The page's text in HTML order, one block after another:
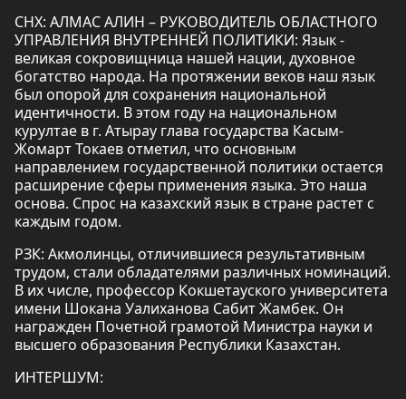
СНХ: АЛМАС АЛИН – РУКОВОДИТЕЛЬ ОБЛАСТНОГО
УПРАВЛЕНИЯ ВНУТРЕННЕЙ ПОЛИТИКИ: Язык -
великая сокровищница нашей нации, духовное
богатство народа. На протяжении веков наш язык
был опорой для сохранения национальной
идентичности. В этом году на национальном
курултае в г. Атырау глава государства Касым-
Жомарт Токаев отметил, что основным
направлением государственной политики остается
расширение сферы применения языка. Это наша
основа. Спрос на казахский язык в стране растет с
каждым годом.
РЗК: Акмолинцы, отличившиеся результативным
трудом, стали обладателями различных номинаций.
В их числе, профессор Кокшетауского университета
имени Шокана Уалиханова Сабит Жамбек. Он
награжден Почетной грамотой Министра науки и
высшего образования Республики Казахстан.
ИНТЕРШУМ: